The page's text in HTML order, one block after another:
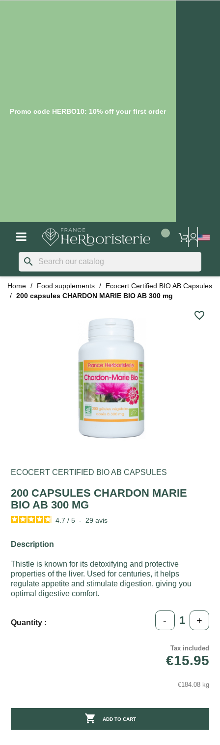
Promo code HERBO10: 10% off your first order
search
Home Food supplements
Ecocert Certified BIO AB Capsules
200 capsules CHARDON MARIE BIO AB 300 mg
favorite_border
ECOCERT CERTIFIED BIO AB CAPSULES
200 CAPSULES CHARDON MARIE
BIO AB 300 MG
4.7 / 5 - 29avis
Description
Thistle is known for its detoxifying and protective
properties of the liver. Used for centuries, it helps
regulate appetite and stimulate digestion, giving you
optimal digestive comfort.
Quantity : - +
Tax included
€15.95
€184.08 kg
 ADD TO CART